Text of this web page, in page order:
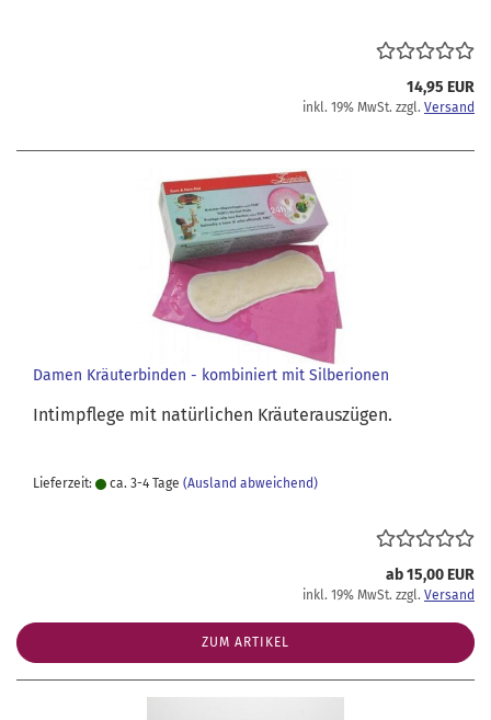
14,95 EUR
inkl. 19% MwSt. zzgl. Versand
Damen Kräuterbinden - kombiniert mit Silberionen
Intimpflege mit natürlichen Kräuterauszügen.
Lieferzeit: ca. 3-4 Tage (Ausland abweichend)
ab 15,00 EUR
inkl. 19% MwSt. zzgl. Versand
ZUM ARTIKEL